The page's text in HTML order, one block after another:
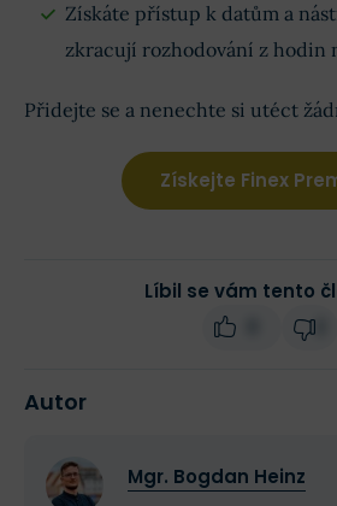
Získáte přístup k datům a
zkracují rozhodování z hodin
Přidejte se a nenechte si utéct
Získejte Finex
Líbil se vám tento
2
Autor
Mgr. Bogdan Heinz